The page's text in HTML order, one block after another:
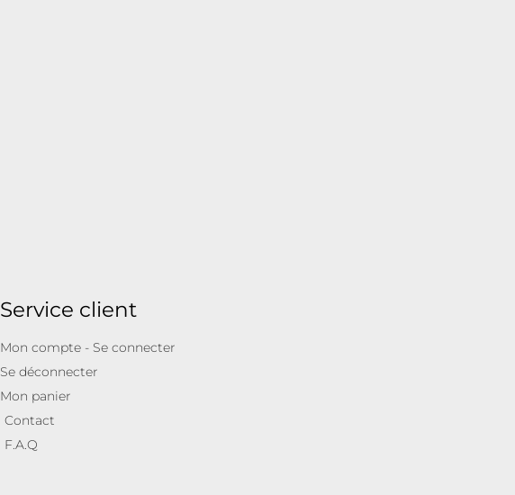
Service client
Mon compte - Se connecter
Se déconnecter
Mon panier
Contact
F.A.Q